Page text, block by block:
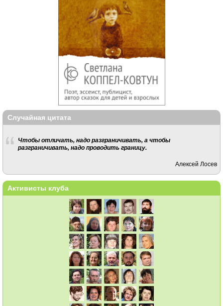
Случайная цитата
Чтобы отличать, надо разграничивать, а чтобы
разграничивать, надо проводить границу.
Алексей Лосев
Активисты клуба